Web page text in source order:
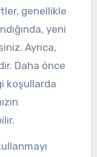
genellikle
yeni
Ayrıca,
Daha önce
koşullarda